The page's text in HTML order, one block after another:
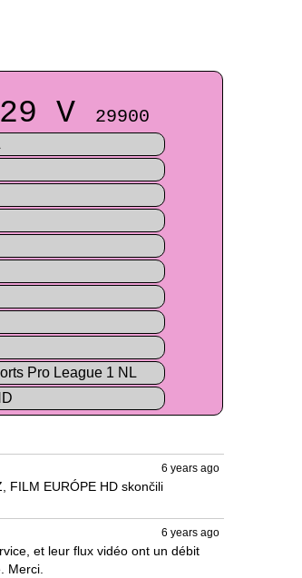
V 29900
Pro League 1 NL
6 years ago
FILM EURÓPE HD skončili
6 years ago
et leur flux vidéo ont un débit
Merci.